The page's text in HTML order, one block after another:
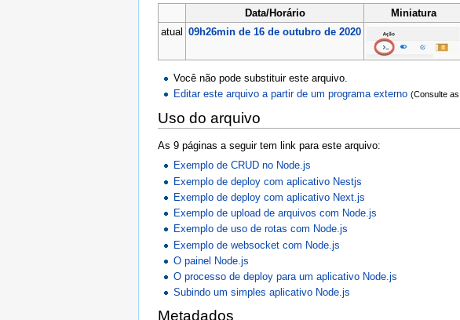
Data/Horário Miniatura
atual 09h26min de 16 de outubro de 2020
Você não pode substituir este arquivo.
Editar este arquivo a partir de um programa externo (Consulte
Uso do arquivo
As 9 páginas a seguir tem link para este arquivo:
Exemplo de CRUD no Node.js
Exemplo de deploy com aplicativo Nestjs
Exemplo de deploy com aplicativo Next.js
Exemplo de upload de arquivos com Node.js
Exemplo de uso de rotas com Node.js
Exemplo de websocket com Node.js
O painel Node.js
O processo de deploy para um aplicativo Node.js
Subindo um simples aplicativo Node.js
Metadados